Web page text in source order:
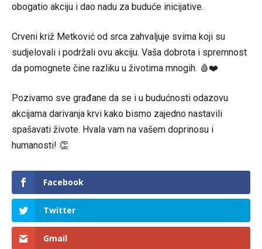
obogatio akciju i dao nadu za buduće inicijative.
Crveni križ Metković od srca zahvaljuje svima koji su
sudjelovali i podržali ovu akciju. Vaša dobrota i spremnost
da pomognete čine razliku u životima mnogih. 🩸❤️
Pozivamo sve građane da se i u budućnosti odazovu
akcijama darivanja krvi kako bismo zajedno nastavili
spašavati živote. Hvala vam na vašem doprinosu i
humanosti! 👏
Facebook
Twitter
Gmail